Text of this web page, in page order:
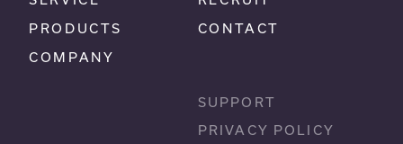
PRODUCTS
COMPANY
CONTACT
SUPPORT
PRIVACY POLICY